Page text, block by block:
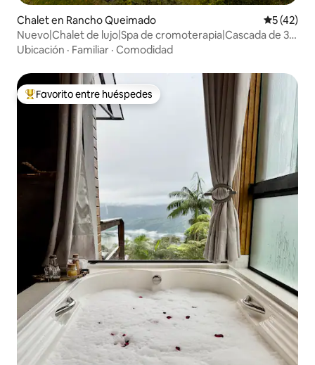
Chalet en Rancho Queimado
5 (42)
Nuevo|Chalet de lujo|Spa de cromoterapia|Cascada de 30
m
Ubicación · Familiar · Comodidad
De los mejores en Favorito entre huéspedes
Favorito entre huéspedes